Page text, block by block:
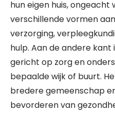
hun eigen huis, ongeacht
verschillende vormen
verzorging,
hulp. Aan de andere kant
gericht op zorg en
bepaalde wijk of buurt.
bredere gemeenschap
bevorderen van